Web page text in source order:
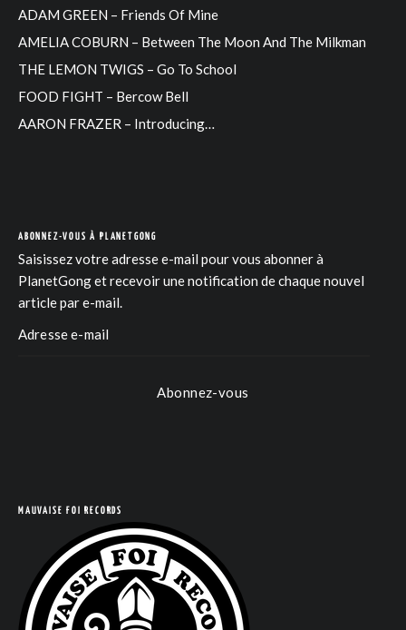
ADAM GREEN – Friends Of Mine
AMELIA COBURN – Between The Moon And The Milkman
THE LEMON TWIGS – Go To School
FOOD FIGHT – Bercow Bell
AARON FRAZER – Introducing…
ABONNEZ-VOUS À PLANETGONG
Saisissez votre adresse e-mail pour vous abonner à
PlanetGong et recevoir une notification de chaque nouvel
article par e-mail.
Abonnez-vous
MAUVAISE FOI RECORDS